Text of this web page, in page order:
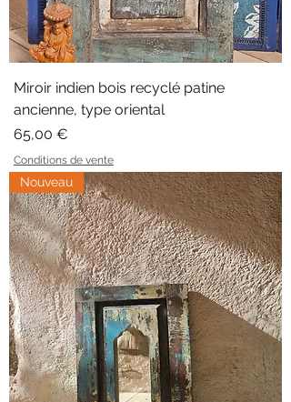
Miroir indien bois recyclé patine
ancienne, type oriental
Prix
65,00 €
Conditions de vente
Nouveau